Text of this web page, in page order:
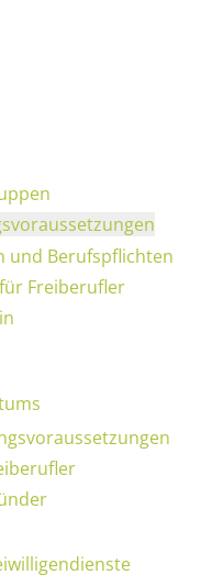
und Berufspflichten
Freiberufler